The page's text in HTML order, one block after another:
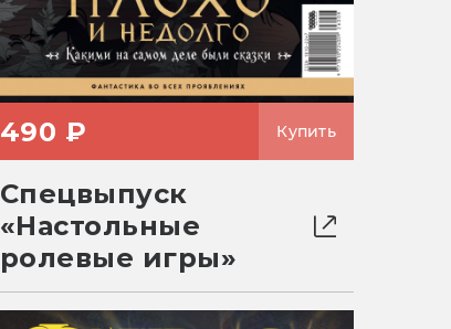
490 ₽ Купить
Спецвыпуск
«Настольные
ролевые игры»